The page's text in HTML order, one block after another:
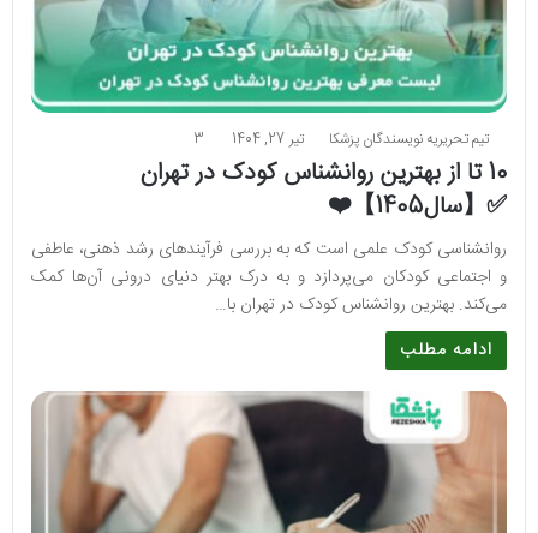
تیم تحریریه نویسندگان پزشکا تیر 27, 1404 3
10 تا از بهترین روانشناس کودک در تهران
✅【سال1405】❤️
روانشناسی کودک علمی است که به بررسی فرآیندهای رشد ذهنی، عاطفی
و اجتماعی کودکان می‌پردازد و به درک بهتر دنیای درونی آن‌ها کمک
می‌کند. بهترین روانشناس کودک در تهران با…
ادامه مطلب